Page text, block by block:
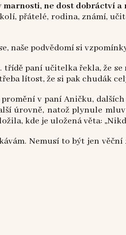
marnosti, ne dost dobráctví a
přátelé, rodina, známí,
naše podvědomí si
třídě paní učitelka řekla, že
lítost, že si pak chudák
promění v paní Aničku,
úrovně, natož plynule
kde je uložená věta:
Nemusí to být jen